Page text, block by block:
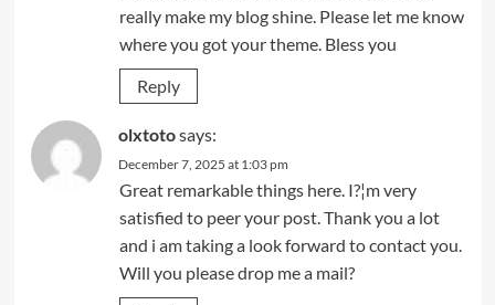
really make my blog shine. Please let me know
where you got your theme. Bless you
Reply
olxtotosays:
December 7, 2025 at 1:03 pm
Great remarkable things here. I?¦m very
satisfied to peer your post. Thank you a lot
and i am taking a look forward to contact you.
Will you please drop me a mail?